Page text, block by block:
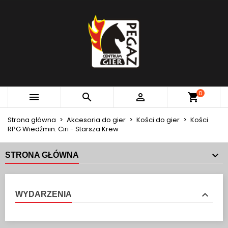
   0
Strona główna Akcesoria do gier Kości do gier
Kości
RPG Wiedźmin. Ciri - Starsza Krew
STRONA GŁÓWNA
WYDARZENIA
MOJE LISTY ŻYCZEŃ
Utwórz nową listę
UTWÓRZ LISTĘ ŻYCZEŃ
Utwórz listę życzeń
ZALOGUJ SIĘ
MUSISZ BYĆ ZALOGOWANY BY ZAPISAĆ PRODUKTY
NA SWOJEJ LIŚCIE ŻYCZEŃ.
Anuluj Zaloguj się